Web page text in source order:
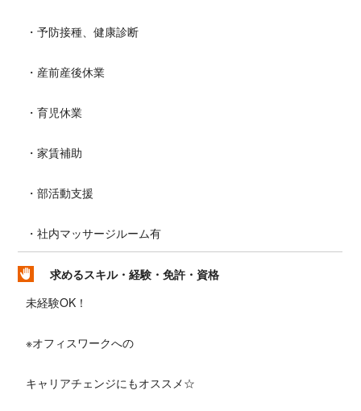
・予防接種、健康診断
・産前産後休業
・育児休業
・家賃補助
・部活動支援
・社内マッサージルーム有
求めるスキル・経験・免許・資格
未経験OK！
※オフィスワークへの
キャリアチェンジにもオススメ☆